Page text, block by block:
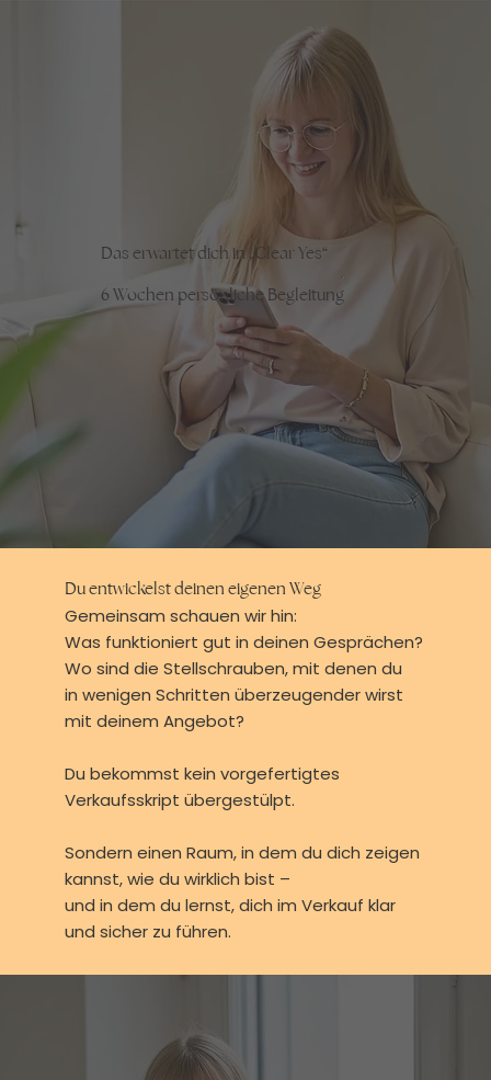
Das erwartet dich in„Clear Yes“
6 Wochen persönliche Begleitung
Du entwickelst deinen eigenen Weg
Gemeinsam schauen wir hin:
Was funktioniert gut in deinen Gesprächen?
Wo sind die Stellschrauben, mit denen du
in wenigen Schritten überzeugender wirst
mit deinem Angebot?
Du bekommst kein vorgefertigtes
Verkaufsskript übergestülpt.
Sondern einen Raum, in dem du dich zeigen
kannst, wie du wirklich bist –
und in dem du lernst, dich im Verkauf klar
und sicher zu führen.